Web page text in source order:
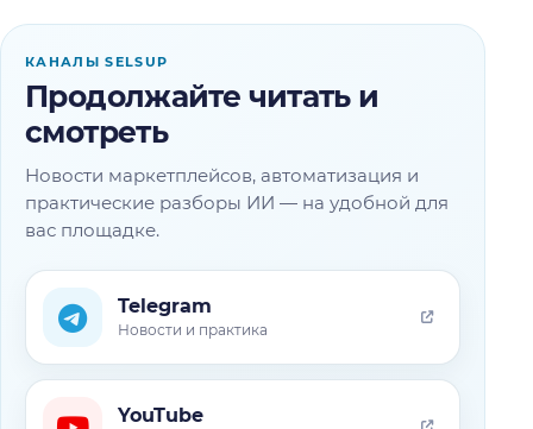
КАНАЛЫ SELSUP
Продолжайте читать и
смотреть
Новости маркетплейсов, автоматизация и
практические разборы ИИ — на удобной для
вас площадке.
Telegram
Новости и практика
YouTube